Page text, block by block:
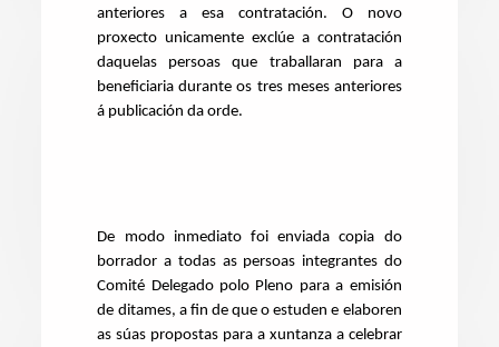
anteriores a esa contratación. O novo
proxecto unicamente exclúe a contratación
daquelas persoas que traballaran para a
beneficiaria durante os tres meses anteriores
á publicación da orde.
De modo inmediato foi enviada copia do
borrador a todas as persoas integrantes do
Comité Delegado polo Pleno para a emisión
de ditames, a fin de que o estuden e elaboren
as súas propostas para a xuntanza a celebrar